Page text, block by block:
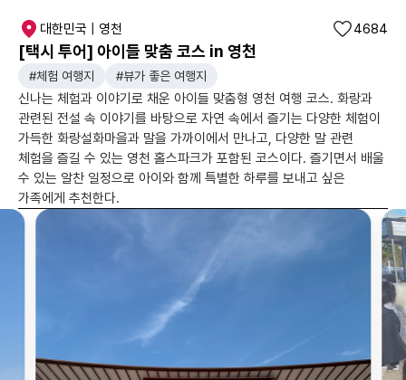
대한민국 | 영천
[택시 투어] 아이들 맞춤 코스 in 영천
4684
#체험 여행지 #뷰가 좋은 여행지
신나는 체험과 이야기로 채운 아이들 맞춤형 영천 여행 코스. 화랑과
관련된 전설 속 이야기를 바탕으로 자연 속에서 즐기는 다양한 체험이
가득한 화랑설화마을과 말을 가까이에서 만나고, 다양한 말 관련
체험을 즐길 수 있는 영천 홀스파크가 포함된 코스이다. 즐기면서 배울
수 있는 알찬 일정으로 아이와 함께 특별한 하루를 보내고 싶은
가족에게 추천한다.